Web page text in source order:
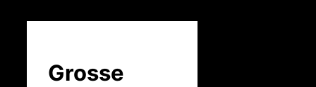
Grosse